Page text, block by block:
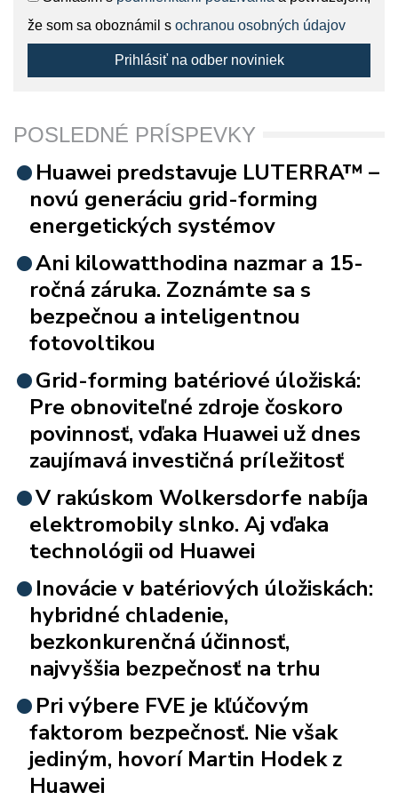
že som sa oboznámil s ochranou osobných údajov
Prihlásiť na odber noviniek
POSLEDNÉ PRÍSPEVKY
Huawei predstavuje LUTERRA™ –
novú generáciu grid-forming
energetických systémov
Ani kilowatthodina nazmar a 15-
ročná záruka. Zoznámte sa s
bezpečnou a inteligentnou
fotovoltikou
Grid-forming batériové úložiská:
Pre obnoviteľné zdroje čoskoro
povinnosť, vďaka Huawei už dnes
zaujímavá investičná príležitosť
V rakúskom Wolkersdorfe nabíja
elektromobily slnko. Aj vďaka
technológii od Huawei
Inovácie v batériových úložiskách:
hybridné chladenie,
bezkonkurenčná účinnosť,
najvyššia bezpečnosť na trhu
Pri výbere FVE je kľúčovým
faktorom bezpečnosť. Nie však
jediným, hovorí Martin Hodek z
Huawei